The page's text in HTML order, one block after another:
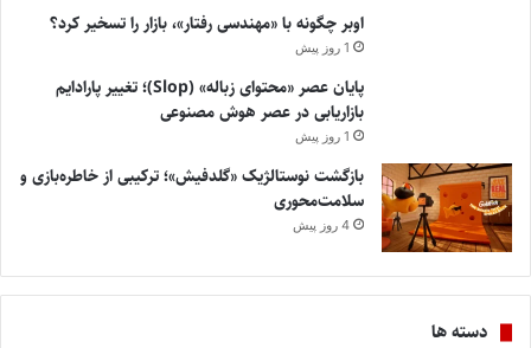
اوبر چگونه با «مهندسی رفتار»، بازار را تسخیر کرد؟
1 روز پیش
پایان عصر «محتوای زباله» (Slop)؛ تغییر پارادایم
بازاریابی در عصر هوش مصنوعی
1 روز پیش
بازگشت نوستالژیک «گلدفیش»؛ ترکیبی از خاطره‌بازی و
سلامت‌محوری
4 روز پیش
دسته ها